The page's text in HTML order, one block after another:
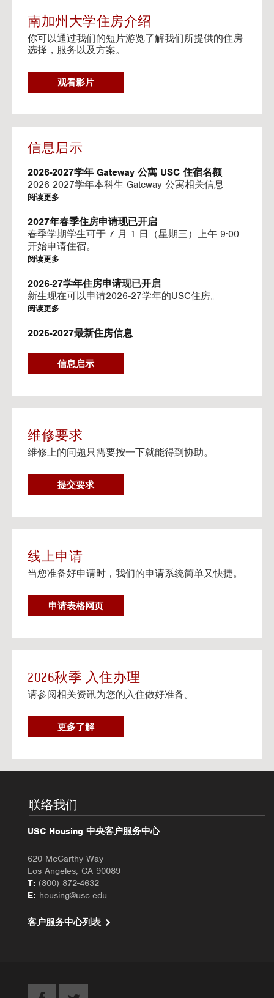
A
P
V
i
d
e
南加州大学住房介绍
你可以通过我们的短片游览了解我们所提供的住房
选择，服务以及方案。
G
O
O
U
S
I
N
V
I
D
E
O
观看影片
信息启示
2026-2027学年 Gateway 公寓 USC 住宿名额
2026-2027学年本科生 Gateway 公寓相关信息
阅读更多
2027年春季住房申请现已开启
春季学期学生可于 7 月 1 日（星期三）上午 9:00
开始申请住宿。
阅读更多
2026-27学年住房申请现已开启
新生现在可以申请2026-27学年的USC住房。
阅读更多
2026-2027最新住房信息
Gateway apartments 将在(UHR)住房续约程序中可
用。
流媒体服务
在个人设备上观看流媒体电视
邮寄信息以及楼宇地址
阅读更多
信息启示
维修要求
维修上的问题只需要按一下就能得到协助。
提交要求维
修
线上申请
当您准备好申请时，我们的申请系统简单又快捷。
申请表格网页
2026秋季 入住办理
请参阅相关资讯为您的入住做好准备。
更多了解2
0
办
理
联络我们
USC Housing 中央客户服务中心
620 McCarthy Way
Los Angeles, CA 90089
T: (800) 872-4632
E: housing@usc.edu
客户服务中心列表